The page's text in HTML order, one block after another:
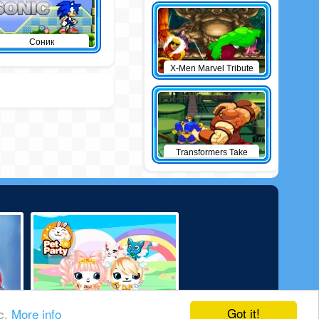
Got it!
More info
Соник
X-Men Marvel Tribute
Transformers Take
Down